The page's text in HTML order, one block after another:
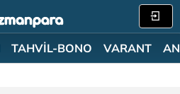
TAHVİL-BONO VARANT